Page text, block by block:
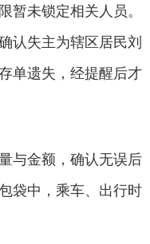
未锁定相关人员。
认失主为辖区居民刘
单遗失，经提醒后才
与金额，确认无误后
袋中，乘车、出行时